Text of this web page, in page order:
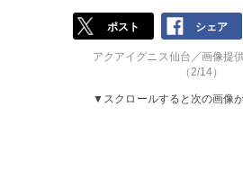
ポスト シェア
アクアイグニス仙台／画像提
（2/14）
▼スクロールすると次の画像